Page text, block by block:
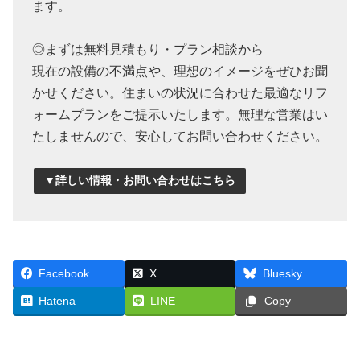
ます。
◎まずは無料見積もり・プラン相談から
現在の設備の不満点や、理想のイメージをぜひお聞
かせください。住まいの状況に合わせた最適なリフ
ォームプランをご提示いたします。無理な営業はい
たしませんので、安心してお問い合わせください。
▼詳しい情報・お問い合わせはこちら
Facebook X Bluesky
Hatena LINE Copy